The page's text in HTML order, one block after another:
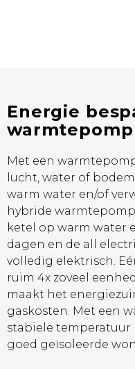
Energie
warmtepomp
Met een
lucht, water of
warm water en/of
hybride
ketel op warm water
dagen en de all
volledig elektrisch.
ruim 4x zoveel
maakt het
gaskosten. Met een
stabiele temperatuur
goed geïsoleerde